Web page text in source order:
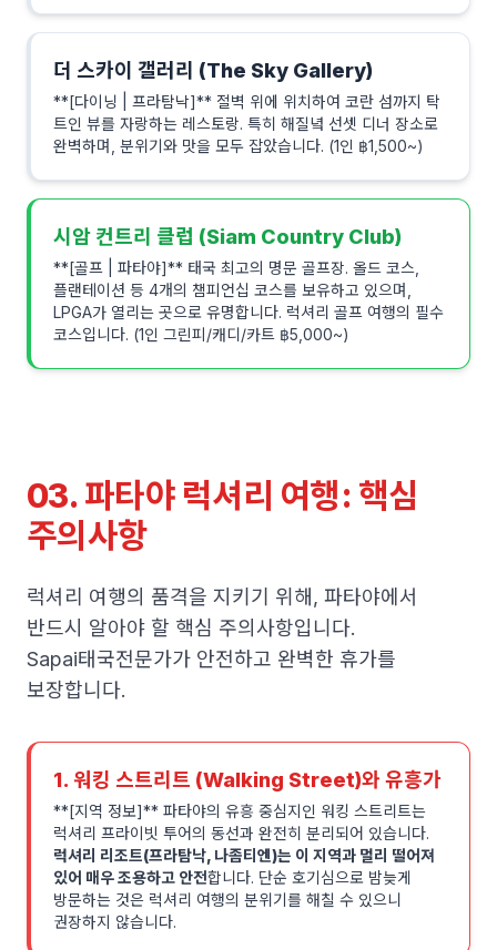
더 스카이 갤러리 (The Sky Gallery)
**[다이닝 | 프라탐낙]** 절벽 위에 위치하여 코란 섬까지 탁
트인 뷰를 자랑하는 레스토랑. 특히 해질녘 선셋 디너 장소로
완벽하며, 분위기와 맛을 모두 잡았습니다. (1인 ฿1,500~)
시암 컨트리 클럽 (Siam Country Club)
**[골프 | 파타야]** 태국 최고의 명문 골프장. 올드 코스,
플랜테이션 등 4개의 챔피언십 코스를 보유하고 있으며,
LPGA가 열리는 곳으로 유명합니다. 럭셔리 골프 여행의 필수
코스입니다. (1인 그린피/캐디/카트 ฿5,000~)
03. 파타야 럭셔리 여행: 핵심
주의사항
럭셔리 여행의 품격을 지키기 위해, 파타야에서
반드시 알아야 할 핵심 주의사항입니다.
Sapai태국전문가가 안전하고 완벽한 휴가를
보장합니다.
1. 워킹 스트리트 (Walking Street)와 유흥가
**[지역 정보]** 파타야의 유흥 중심지인 워킹 스트리트는
럭셔리 프라이빗 투어의 동선과 완전히 분리되어 있습니다.
럭셔리 리조트(프라탐낙, 나좀티엔)는 이 지역과 멀리 떨어져
있어 매우 조용하고 안전합니다. 단순 호기심으로 밤늦게
방문하는 것은 럭셔리 여행의 분위기를 해칠 수 있으니
권장하지 않습니다.